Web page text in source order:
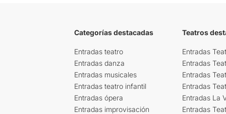
Categorías destacadas
Entradas teatro
Entradas danza
Entradas musicales
Entradas teatro infantil
Entradas ópera
Entradas improvisación
Teatros
Entradas
Entradas
Entradas
Entradas
Entradas La
Entradas